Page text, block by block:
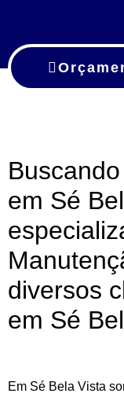
em Sé
diversos
em Sé
Em Sé Bela Vista